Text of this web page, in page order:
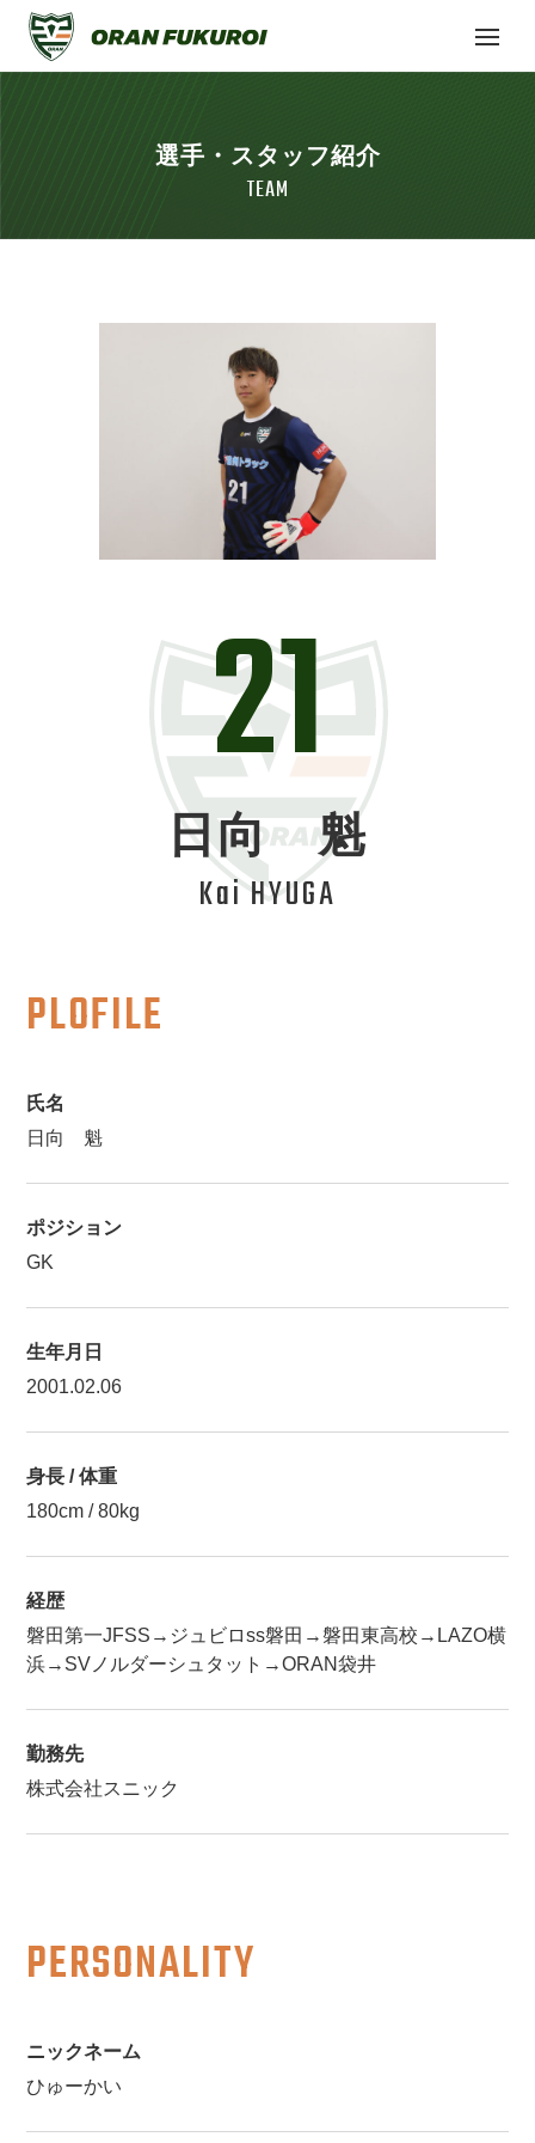
選手・スタッフ紹介
TEAM
21
日向 魁
Kai HYUGA
PLOFILE
氏名
日向 魁
ポジション
GK
生年月日
2001.02.06
身長 / 体重
180cm / 80kg
経歴
磐田第一JFSS→ジュビロss磐田→磐田東高校→LAZO横
浜→SVノルダーシュタット→ORAN袋井
勤務先
株式会社スニック
PERSONALITY
ニックネーム
ひゅーかい